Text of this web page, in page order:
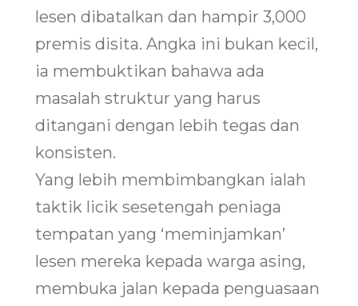
lesen dibatalkan dan hampir 3,000
premis disita. Angka ini bukan kecil,
ia membuktikan bahawa ada
masalah struktur yang harus
ditangani dengan lebih tegas dan
konsisten.
Yang lebih membimbangkan ialah
taktik licik sesetengah peniaga
tempatan yang ‘meminjamkan’
lesen mereka kepada warga asing,
membuka jalan kepada penguasaan